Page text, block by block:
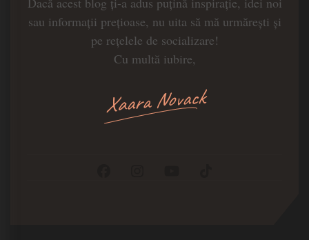
sau informații prețioase, nu uita să mă urmărești și
pe rețelele de socializare!
Cu multă iubire,
Xaara Novack